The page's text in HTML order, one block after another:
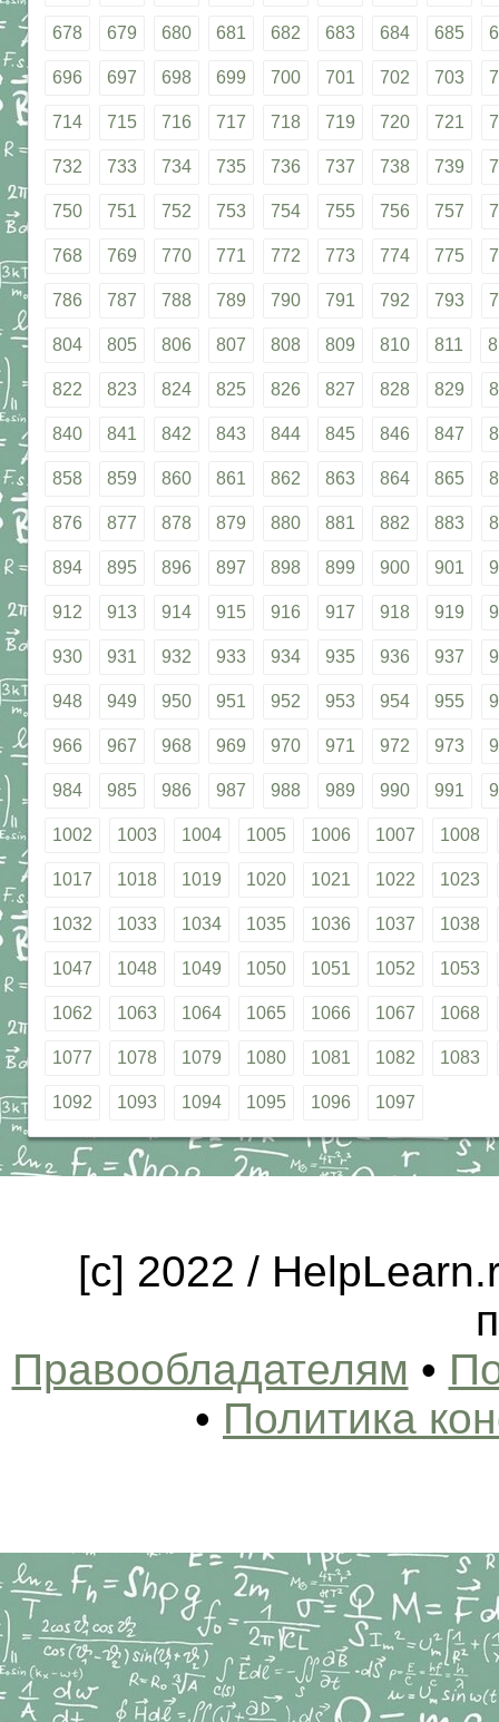
678 679 680 681 682 683 684 685
696 697 698 699 700 701 702 703
714 715 716 717 718 719 720 721
732 733 734 735 736 737 738 739
750 751 752 753 754 755 756 757
768 769 770 771 772 773 774 775
786 787 788 789 790 791 792 793
804 805 806 807 808 809 810 811
822 823 824 825 826 827 828 829
840 841 842 843 844 845 846 847
858 859 860 861 862 863 864 865
876 877 878 879 880 881 882 883
894 895 896 897 898 899 900 901
912 913 914 915 916 917 918 919
930 931 932 933 934 935 936 937
948 949 950 951 952 953 954 955
966 967 968 969 970 971 972 973
984 985 986 987 988 989 990 991
1002 1003 1004 1005 1006 1007 1008
1017 1018 1019 1020 1021 1022 1023
1032 1033 1034 1035 1036 1037 1038
1047 1048 1049 1050 1051 1052 1053
1062 1063 1064 1065 1066 1067 1068
1077 1078 1079 1080 1081 1082 1083
1092 1093 1094 1095 1096 1097
[c] 2022 /
Правообладателям •
• Политика